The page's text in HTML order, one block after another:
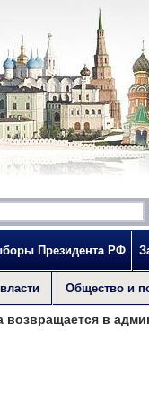
Президента РФ
Общество и
в